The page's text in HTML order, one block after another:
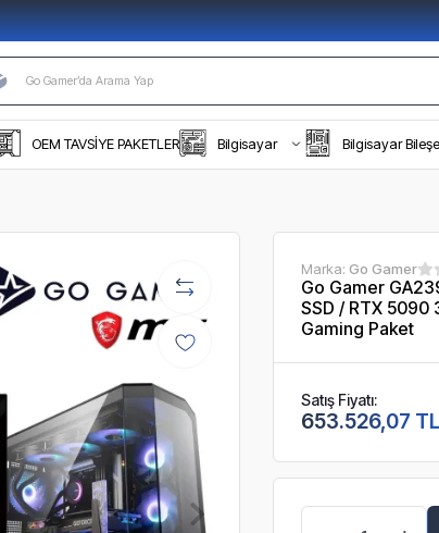
OEM TAVSİYE PAKETLER Bilgisayar Bilgisayar
Marka:Go Gamer
Go Gamer
SSD / RTX 5090
Gaming Paket
Satış Fiyatı:
653.526,07